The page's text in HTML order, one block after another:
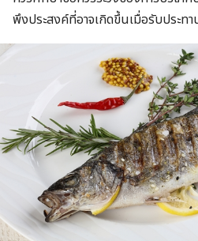
พึงประสงค์ที่อาจเกิดขึ้นเมื่อรับประท